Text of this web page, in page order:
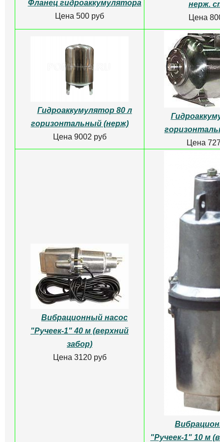
Фланец гидроаккумулятора
Цена 500 руб
нерж.
Цена
Гидроаккумулятор 80 л
горизонтальный (нерж)
Цена 9002 руб
Цена
Вибрационный насос
"Ручеек-1" 40 м (верхний
забор)
Цена 3120 руб
"Ручеек-1" 10 м